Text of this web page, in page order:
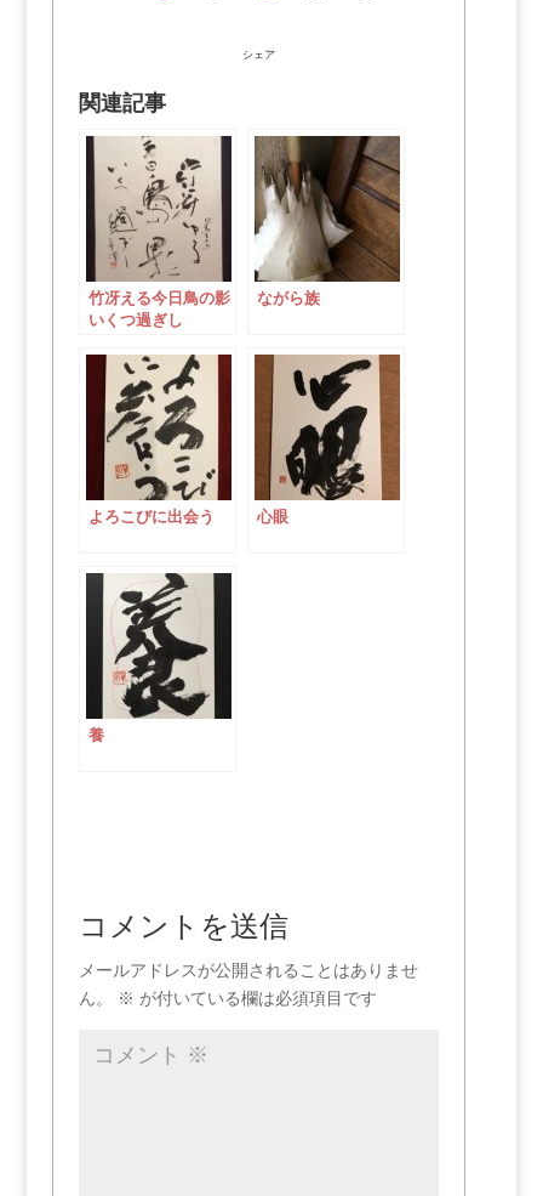
シェア
関連記事
竹冴える今日鳥の影
いくつ過ぎし
ながら族
よろこびに出会う 心眼
養
コメントを送信
メールアドレスが公開されることはありませ
ん。
※ が付いている欄は必須項目です